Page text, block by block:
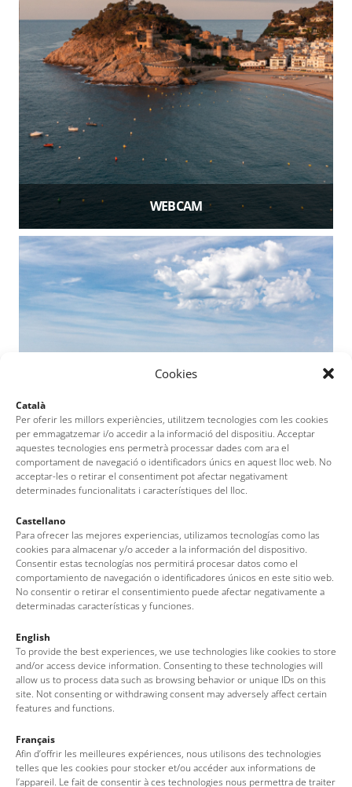
Cookies
Català
Per oferir les millors experiències, utilitzem tecnologies com les cookies
per emmagatzemar i/o accedir a la informació del dispositiu. Acceptar
aquestes tecnologies ens permetrà processar dades com ara el
comportament de navegació o identificadors únics en aquest lloc web. No
acceptar-les o retirar el consentiment pot afectar negativament
determinades funcionalitats i característiques del lloc.
Castellano
Para ofrecer las mejores experiencias, utilizamos tecnologías como las
cookies para almacenar y/o acceder a la información del dispositivo.
Consentir estas tecnologías nos permitirá procesar datos como el
comportamiento de navegación o identificadores únicos en este sitio web.
No consentir o retirar el consentimiento puede afectar negativamente a
determinadas características y funciones.
English
To provide the best experiences, we use technologies like cookies to store
and/or access device information. Consenting to these technologies will
allow us to process data such as browsing behavior or unique IDs on this
site. Not consenting or withdrawing consent may adversely affect certain
features and functions.
Français
Afin d’offrir les meilleures expériences, nous utilisons des technologies
telles que les cookies pour stocker et/ou accéder aux informations de
l’appareil. Le fait de consentir à ces technologies nous permettra de traiter
WEBCAM
VÍDEOS
Oficina de Turisme de Tossa de Mar